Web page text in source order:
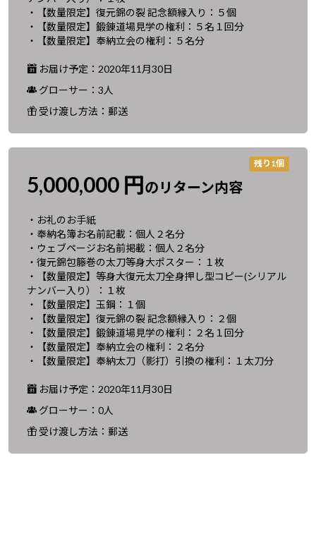
・【数量限定】復元錦の裂 記念額縁入り：５個
・【数量限定】鍛錬道場見学の権利：５名１回分
・【数量限定】奉納立会の権利：５名分
お届け予定：2020年11月30日
グローサー：3人
受け渡し方法：郵送
残り1個
5,000,000 円のリターン内容
・お礼のお手紙
・奉納名簿お名前記載：個人２名分
・ウェブページお名前掲載：個人２名分
・復元錦包籐巻の太刀等身大ポスター：１枚
・【数量限定】等身大復元太刀全身押し型コピー(シリアル
ナンバー入り）：１枚
・【数量限定】玉鋼：１個
・【数量限定】復元錦の裂 記念額縁入り：２個
・【数量限定】鍛錬道場見学の権利：２名１回分
・【数量限定】奉納立会の権利：２名分
・【数量限定】奉納太刀（影打）引換の権利：１太刀分
お届け予定：2020年11月30日
グローサー：0人
受け渡し方法：郵送